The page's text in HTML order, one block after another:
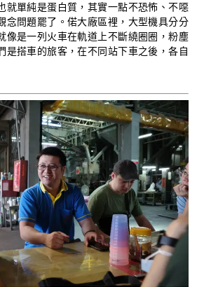
就單純是蛋白質，其實一點不恐怖、不噁
念問題罷了。偌大廠區裡，大型機具分分
像是一列火車在軌道上不斷繞圈圈，粉塵
是搭車的旅客，在不同站下車之後，各自